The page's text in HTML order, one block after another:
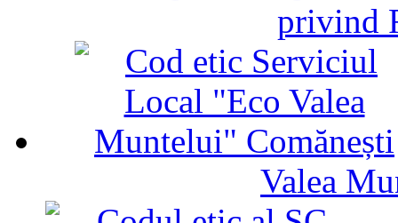
privind
Valea